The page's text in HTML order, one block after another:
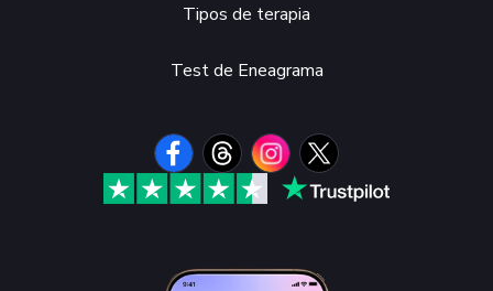
Tipos de terapia
Test de Eneagrama